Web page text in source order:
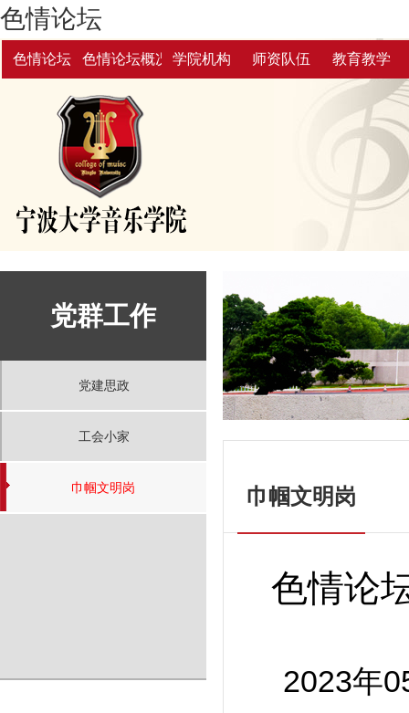
色情论坛
色情论坛 色情论坛概况 学院机构 师资队伍 教育教学
党群工作
党建思政
工会小家
巾帼文明岗 巾帼文明岗
色情论
2023年